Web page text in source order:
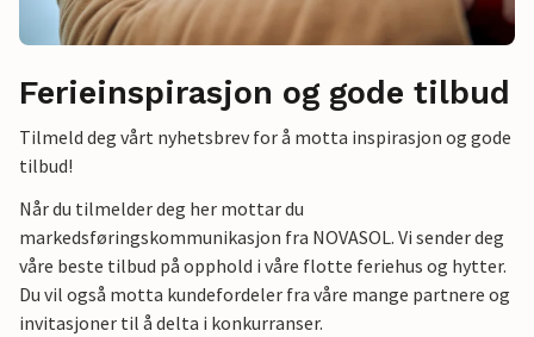
Ferieinspirasjon og gode tilbud
Tilmeld deg vårt nyhetsbrev for å motta inspirasjon og gode
tilbud!
Når du tilmelder deg her mottar du
markedsføringskommunikasjon fra NOVASOL. Vi sender deg
våre beste tilbud på opphold i våre flotte feriehus og hytter.
Du vil også motta kundefordeler fra våre mange partnere og
invitasjoner til å delta i konkurranser.